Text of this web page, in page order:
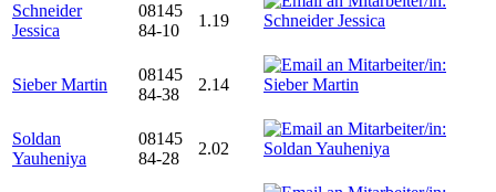
Schneider
Jessica
08145
84-10
1.19
Sieber Martin
08145
84-38
2.14
Soldan
Yauheniya
08145
84-28
2.02